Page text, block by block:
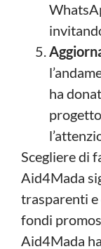
ha
Scegliere di
Aid4Mada
trasparenti e
fondi
Aid4Mada